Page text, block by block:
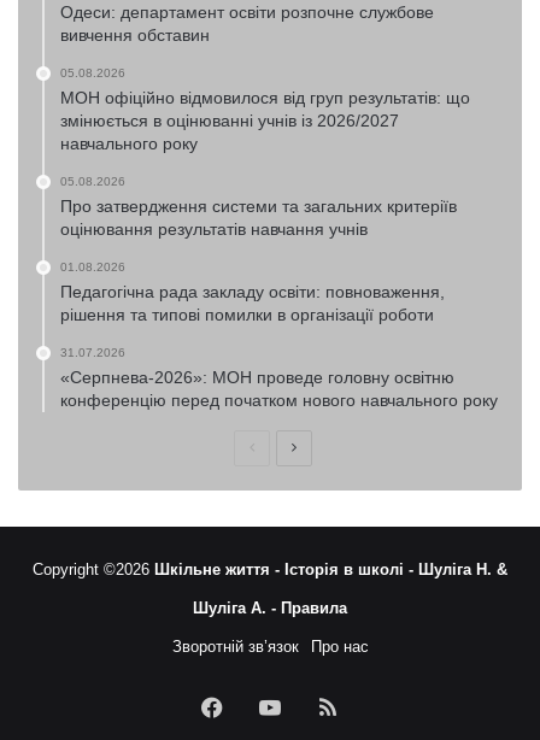
Одеси: департамент освіти розпочне службове
вивчення обставин
05.08.2026
МОН офіційно відмовилося від груп результатів: що
змінюється в оцінюванні учнів із 2026/2027
навчального року
05.08.2026
Про затвердження системи та загальних критеріїв
оцінювання результатів навчання учнів
01.08.2026
Педагогічна рада закладу освіти: повноваження,
рішення та типові помилки в організації роботи
31.07.2026
«Серпнева-2026»: МОН проведе головну освітню
конференцію перед початком нового навчального року
ПопередняНаступна
Copyright ©2026 Шкільне життя - Історія в школі - Шуліга Н. &
Шуліга А. - Правила
Зворотній зв’язок Про нас
FacebookYouTubeRSS